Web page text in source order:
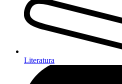
Literatura